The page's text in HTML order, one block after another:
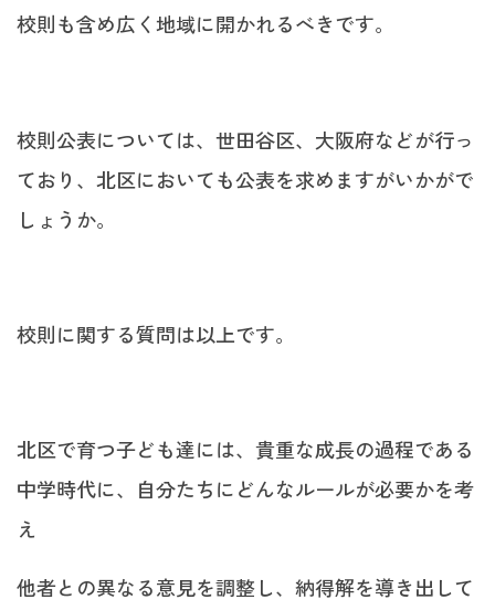
校則も含め広く地域に開かれるべきです。
校則公表については、世田谷区、大阪府などが行っ
ており、北区においても公表を求めますがいかがで
しょうか。
校則に関する質問は以上です。
北区で育つ子ども達には、貴重な成長の過程である
中学時代に、自分たちにどんなルールが必要かを考
え
他者との異なる意見を調整し、納得解を導き出して